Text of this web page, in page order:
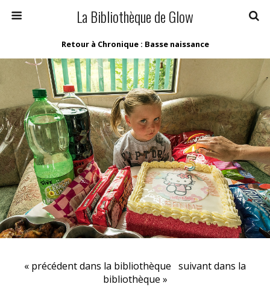
La Bibliothèque de Glow
Retour à Chronique : Basse naissance
« précédent dans la bibliothèque suivant dans la
bibliothèque »